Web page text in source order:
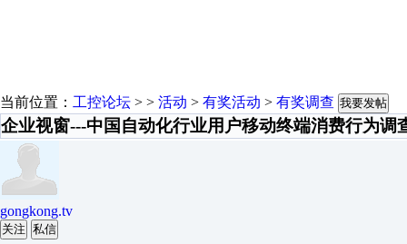
当前位置： 工控论坛 > > 活动 > 有奖活动 > 有奖调查 我要发帖
企业视窗---中国自动化行业用户移动终端消费行为调
gongkong.tv
关注 私信